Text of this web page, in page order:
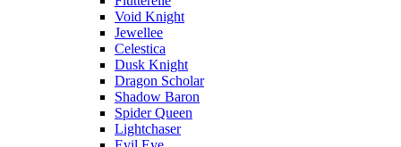
Void Knight
Jewellee
Celestica
Dusk Knight
Dragon Scholar
Shadow Baron
Spider Queen
Lightchaser